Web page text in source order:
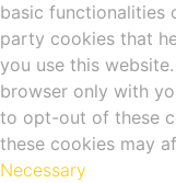
basic functionalities
party cookies that
you use this
browser only with
to opt-out of these
these cookies may
Necessary